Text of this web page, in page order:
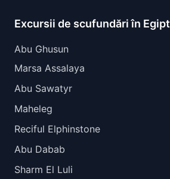
Excursii de scufundări în Egipt
Abu Ghusun
Marsa Assalaya
Abu Sawatyr
Maheleg
Reciful Elphinstone
Abu Dabab
Sharm El Luli